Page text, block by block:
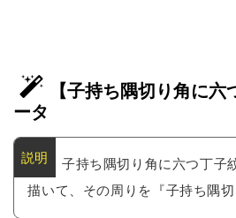
【子持ち隅切り角に
ータ
子持ち隅切り角に六つ丁子
描いて、その周りを『子持ち隅切